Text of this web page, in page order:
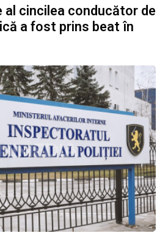
al cincilea conducător de
a fost prins beat în